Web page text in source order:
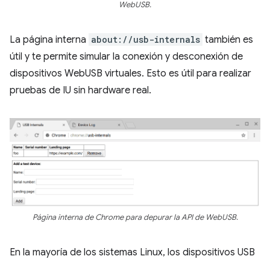
WebUSB.
La página interna about://usb-internals también es
útil y te permite simular la conexión y desconexión de
dispositivos WebUSB virtuales. Esto es útil para realizar
pruebas de IU sin hardware real.
Página interna de Chrome para depurar la API de WebUSB.
En la mayoría de los sistemas Linux, los dispositivos USB